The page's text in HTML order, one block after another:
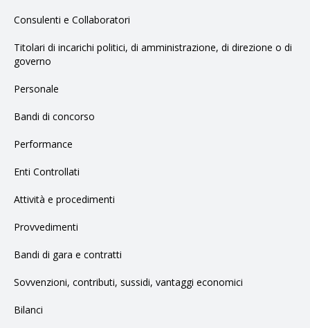
Consulenti e Collaboratori
Titolari di incarichi politici, di amministrazione, di direzione o di
governo
Personale
Bandi di concorso
Performance
Enti Controllati
Attività e procedimenti
Provvedimenti
Bandi di gara e contratti
Sovvenzioni, contributi, sussidi, vantaggi economici
Bilanci